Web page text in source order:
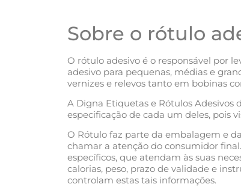
Sobre o rótulo
O rótulo adesivo é o responsável por
adesivo para pequenas, médias e
vernizes e relevos tanto em bobinas
A Digna Etiquetas e Rótulos Adesivos
especificação de cada um deles, pois
O Rótulo faz parte da embalagem e
chamar a atenção do consumidor
específicos, que atendam às suas
calorias, peso, prazo de validade e
controlam estas tais informações.